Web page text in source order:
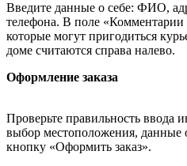
Введите данные о себе: ФИО,
телефона. В поле «Комментарии
которые могут пригодиться
доме считаются справа налево.
Оформление заказа
Проверьте правильность ввода
выбор местоположения, данные
кнопку «Оформить заказ».